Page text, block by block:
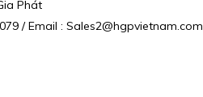
Phát
/ Email : Sales2@hgpvietnam.com